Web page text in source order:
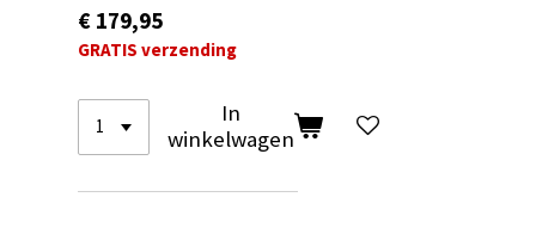
€ 179,95
GRATIS verzending
In
winkelwagen